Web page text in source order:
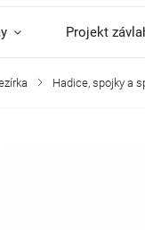
Projekt
/ Hadice, spojky a